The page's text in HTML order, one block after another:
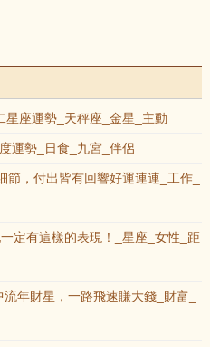
星座運勢_天秤座_金星_主動
運勢_日食_九宮_伴侶
，付出皆有回響好運連連_工作_
定有這樣的表現！_星座_女性_距
年財星，一路飛速賺大錢_財富_